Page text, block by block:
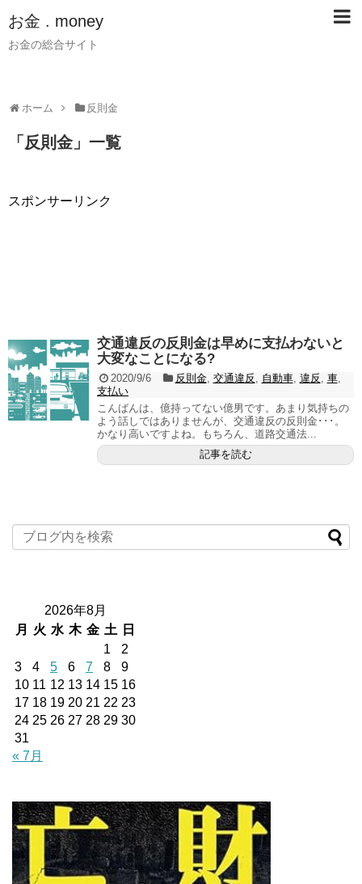
お金 . money
お金の総合サイト
ホーム 反則金
「 反則金 」 一覧
スポンサーリンク
交通違反の反則金は早めに支払わないと
大変なことになる?
2020/9/6 反則金, 交通違反 , 自動車, 違反 , 車,
支払い
こんばんは、億持ってない億男です。あまり気持ちの
よう話しではありませんが、交通違反の反則金･･･。
かなり高いですよね。もちろん、道路交通法...
記事を読む
2026年8月
月
火 水 木 金 土
日
1
2
3
4 5 6 7 8
9
10 11 12 13 14 15 16
17 18 19 20 21 22 23
24 25 26 27 28 29 30
31
« 7月